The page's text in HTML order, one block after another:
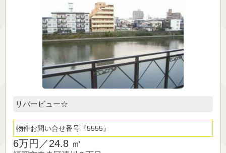
リバービュー☆
物件お問い合せ番号 5555
6万円／24.8 ㎡